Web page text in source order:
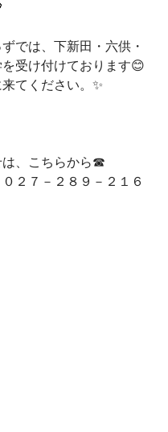
では、下新田・六供・
受け付けております😊
てください。✨
は、こちらから☎
７－２８９－２１６